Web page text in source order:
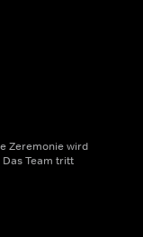
Zeremonie wird
Team tritt